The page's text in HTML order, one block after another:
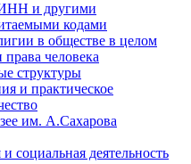
и другими
кодами
в обществе в целом
права человека
структуры
и практическое
им. А.Сахарова
социальная деятельность